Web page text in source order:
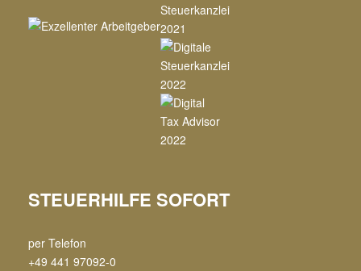
STEUERHILFE SOFORT
per Telefon
+49 441 97092-0